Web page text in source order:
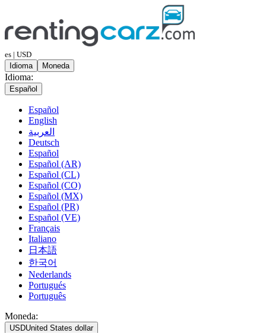
es | USD
Idioma
Moneda
Idioma:
Español
Español
English
العربية
Deutsch
Español
Español (AR)
Español (CL)
Español (CO)
Español (MX)
Español (PR)
Español (VE)
Français
Italiano
日本語
한국어
Nederlands
Portugués
Português
Moneda:
USDUnited States dollar